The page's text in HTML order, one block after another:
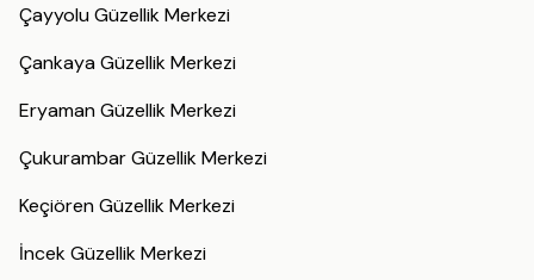
Çayyolu Güzellik Merkezi
Çankaya Güzellik Merkezi
Eryaman Güzellik Merkezi
Çukurambar Güzellik Merkezi
Keçiören Güzellik Merkezi
İncek Güzellik Merkezi